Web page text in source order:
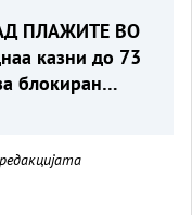
ПЛАЖИТЕ ВО
казни до 73
блокиран